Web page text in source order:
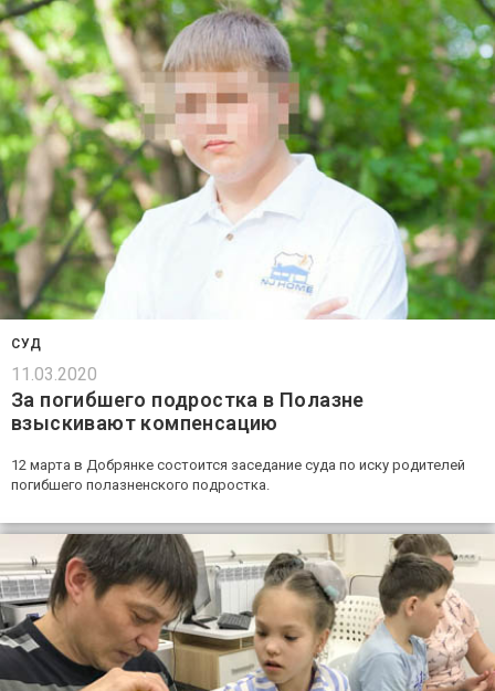
СУД
11.03.2020
За погибшего подростка в Полазне
взыскивают компенсацию
12 марта в Добрянке состоится заседание суда по иску родителей
погибшего полазненского подростка.